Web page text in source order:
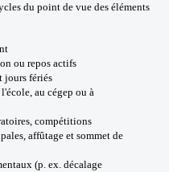
du point de vue des éléments
ou repos actifs
jours fériés
au cégep ou à
compétitions
affûtage et sommet de
(p. ex. décalage